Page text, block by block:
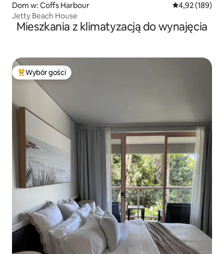
Dom w: Coffs Harbour Średnia
4,92 (189)
Jetty Beach House
Mieszkania z klimatyzacją do wynajęcia
Najpopularniejsze z kategorii Wybór gości
Wybór gości